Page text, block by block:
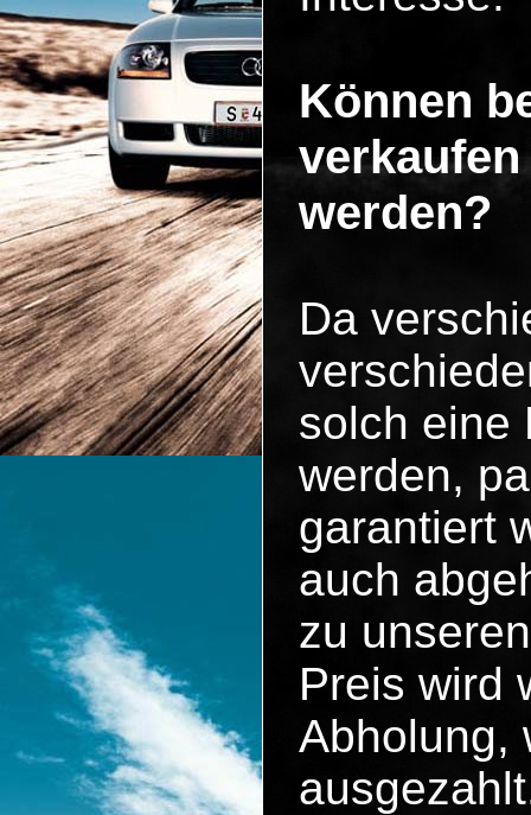
Können
werden?
Da
solch eine
werden,
garantiert
auch
zu
Preis wird
Abholung,